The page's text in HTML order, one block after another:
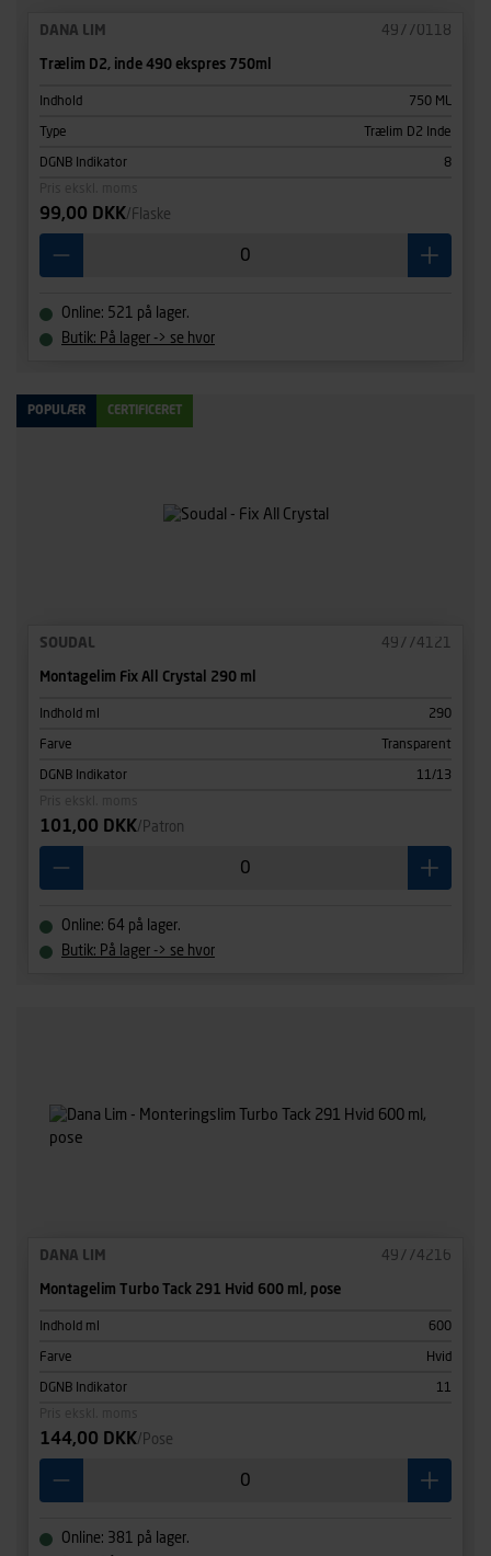
DANA LIM 49770118
Trælim D2, inde 490 ekspres 750ml
Indhold 750 ML
Type Trælim D2 Inde
DGNB Indikator
8
99,00 DKK/Flaske
Online: 521 på lager.
Butik: På lager -> se hvor
POPULÆR CERTIFICERET
SOUDAL 49774121
Montagelim Fix All Crystal 290 ml
Indhold ml 290
Farve Transparent
DGNB Indikator
11/13
101,00 DKK/Patron
Online: 64 på lager.
Butik: På lager -> se hvor
DANA LIM 49774216
Montagelim Turbo Tack 291 Hvid 600 ml, pose
Indhold ml 600
Farve Hvid
DGNB Indikator
11
144,00 DKK/Pose
Online: 381 på lager.